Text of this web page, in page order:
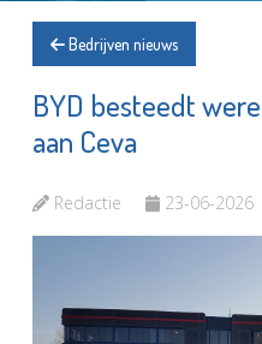
Bedrijven nieuws
BYD besteedt
aan Ceva
Redactie 23-06-2026